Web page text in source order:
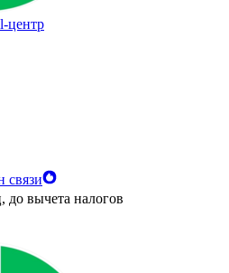
центр
связи
до вычета налогов